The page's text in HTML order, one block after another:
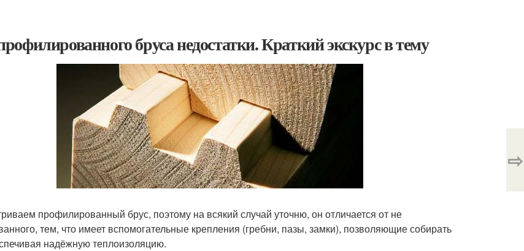
бруса недостатки. Краткий экскурс в тему
профилированный брус, поэтому на всякий случай уточню, он отличается от не
тем, что имеет вспомогательные крепления (гребни, пазы, замки), позволяющие собирать
надёжную теплоизоляцию.
⇨